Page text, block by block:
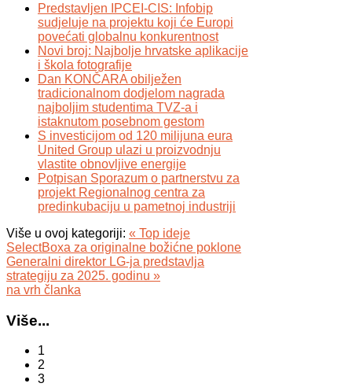
Predstavljen IPCEI-CIS: Infobip
sudjeluje na projektu koji će Europi
povećati globalnu konkurentnost
Novi broj: Najbolje hrvatske aplikacije
i škola fotografije
Dan KONČARA obilježen
tradicionalnom dodjelom nagrada
najboljim studentima TVZ-a i
istaknutom posebnom gestom
S investicijom od 120 milijuna eura
United Group ulazi u proizvodnju
vlastite obnovljive energije
Potpisan Sporazum o partnerstvu za
projekt Regionalnog centra za
predinkubaciju u pametnoj industriji
Više u ovoj kategoriji: « Top ideje
SelectBoxa za originalne božićne poklone
Generalni direktor LG-ja predstavlja
strategiju za 2025. godinu »
na vrh članka
Više...
1
2
3